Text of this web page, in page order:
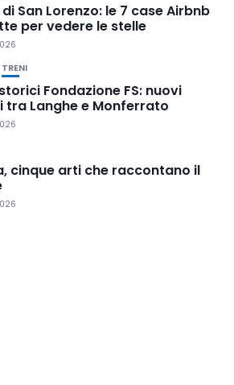
San Lorenzo: le 7 case Airbnb
per vedere le stelle
TRENI
Fondazione FS: nuovi
tra Langhe e Monferrato
cinque arti che raccontano il